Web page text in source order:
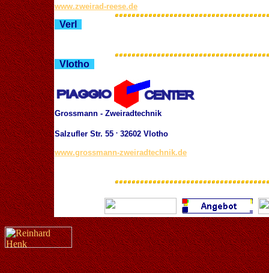
www.zweirad-reese.de
Verl
Vlotho
Grossmann - Zweiradtechnik
Salzufler Str. 55 . 32602 Vlotho
www.grossmann-zweiradtechnik.de